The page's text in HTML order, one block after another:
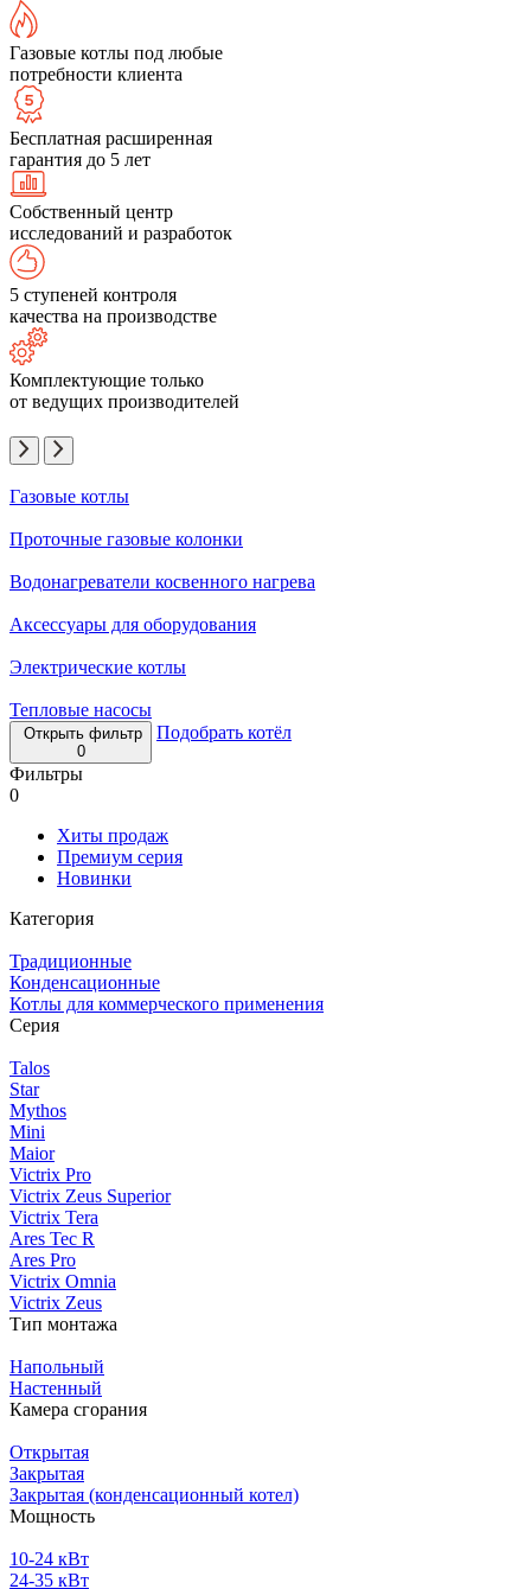
Газовые котлы под любые
потребности клиента
Бесплатная расширенная
гарантия до 5 лет
Собственный центр
исследований и разработок
5 ступеней контроля
качества на производстве
Комплектующие только
от ведущих производителей
Газовые котлы
Проточные газовые колонки
Водонагреватели косвенного нагрева
Аксессуары для оборудования
Электрические котлы
Тепловые насосы
Открыть фильтр
0
Подобрать котёл
Фильтры
0
Хиты продаж
Премиум серия
Новинки
Категория
Традиционные
Конденсационные
Котлы для коммерческого применения
Серия
Talos
Star
Mythos
Mini
Maior
Victrix Pro
Victrix Zeus Superior
Victrix Tera
Ares Tec R
Ares Pro
Victrix Omnia
Victrix Zeus
Тип монтажа
Напольный
Настенный
Камера сгорания
Открытая
Закрытая
Закрытая (конденсационный котел)
Мощность
10-24 кВт
24-35 кВт